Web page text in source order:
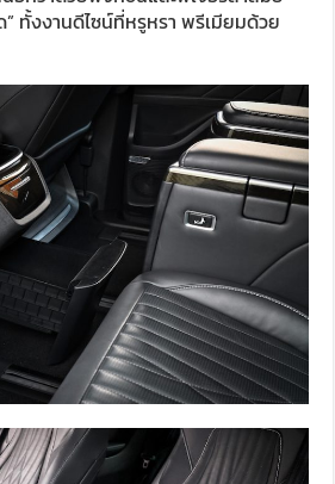
” ทั้งงานดีไซน์ที่หรูหรา พรีเมียมด้วย